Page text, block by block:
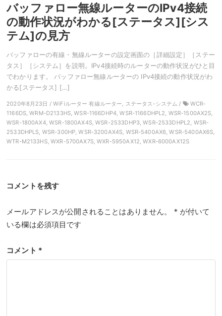
バッファロー無線ルーターのIPv4接続
の動作状況がわかる[ステータス][シス
テム]の見方
バッファローの有線・無線ルーターの設定画面の［詳細設定］［ステー
タス］［システム］を説明。IPv4接続時のルーターの動作状況がひと目
でわかります。 バッファロー無線ルーターの IPv4接続の動作状況がわ
かる[ステータス] […]
2020年8月23日 / WiFiルーター 有線ルーター, ステータス-システム /
WCR-
1166DS, WRM-D2133HS, WSR-1166DHP4, WSR-1166DHPL2, WSR-1500AX2S,
WSR-1800AX4, WSR-1800AX4S, WSR-2533DHP3, WSR-2533DHPL2, WSR-
2533DHPLS, WSR-300HP, WSR-3200AX4S, WSR-5400AX6, WSR-5400AX6S,
WTR-M2133HS, WXR-5700AX7S, WXR-5950AX12, WXR-6000AX12S
コメントを残す
メールアドレスが公開されることはありません。 * が付いて
いる欄は必須項目です
コメント *